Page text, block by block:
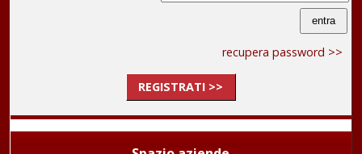
recupera password >>
REGISTRATI >>